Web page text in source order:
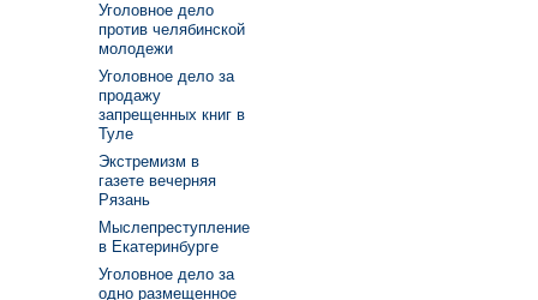
Уголовное дело
против челябинской
молодежи
Уголовное дело за
продажу
запрещенных книг в
Туле
Экстремизм в
газете вечерняя
Рязань
Мыслепреступление
в Екатеринбурге
Уголовное дело за
одно размещенное